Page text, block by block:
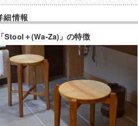
細情報
「Stool＋(Wa-Za)」の特徴